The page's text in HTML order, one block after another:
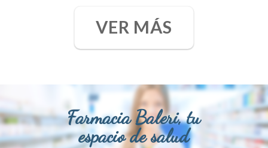
VER MÁS
Farmacia Baleri, tu
espacio de salud